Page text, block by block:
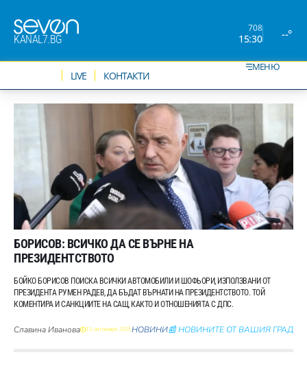
KANAL7.BG
708
15:30 --°
LIVE КОНТАКТИ
МЕНЮ
БОРИСОВ: ВСИЧКО ДА СЕ ВЪРНЕ НА
ПРЕЗИДЕНТСТВОТО
БОЙКО БОРИСОВ ПОИСКА ВСИЧКИ АВТОМОБИЛИ И ШОФЬОРИ, ИЗПОЛЗВАНИ ОТ
ПРЕЗИДЕНТА РУМЕН РАДЕВ, ДА БЪДАТ ВЪРНАТИ НА ПРЕЗИДЕНТСТВОТО. ТОЙ
КОМЕНТИРА И САНКЦИИТЕ НА САЩ, КАКТО И ОТНОШЕНИЯТА С ДПС.
Славина Иванова 23 октомври 2025НОВИНИ📰 НОВИНИТЕ ОТ ВАШИЯ ГРАД